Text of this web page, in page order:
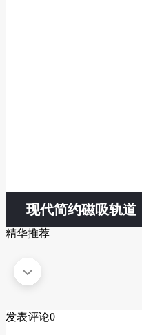
精华推荐
发表评论0